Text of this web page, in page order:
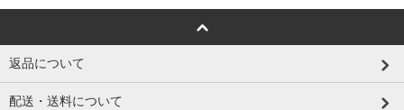
返品について
配送・送料について